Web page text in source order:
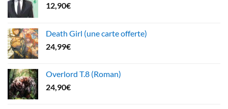
12,90€
Death Girl (une carte offerte)
24,99€
Overlord T.8 (Roman)
24,90€